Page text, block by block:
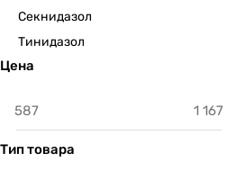
Секнидазол
Тинидазол
Цена
Тип товара